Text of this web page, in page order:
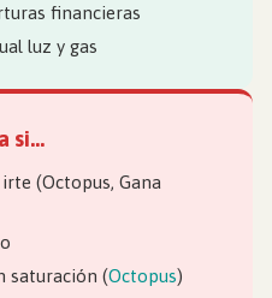
financieras
luz y gas
si…
(Octopus, Gana
saturación (Octopus)